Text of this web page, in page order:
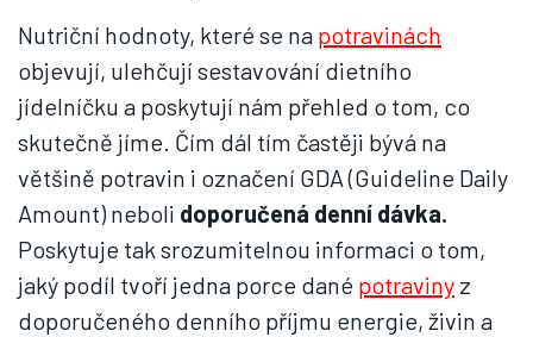
Nutriční hodnoty, které se na potravinách
objevují, ulehčují sestavování dietního
jídelníčku a poskytují nám přehled o tom, co
skutečně jíme. Čím dál tím častěji bývá na
většině potravin i označení GDA (Guideline Daily
Amount) neboli doporučená denní dávka.
Poskytuje tak srozumitelnou informaci o tom,
jaký podíl tvoří jedna porce dané potraviny z
doporučeného denního příjmu energie, živin a